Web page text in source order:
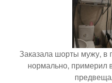
Заказала шорты мужу, в
нормально, примерил